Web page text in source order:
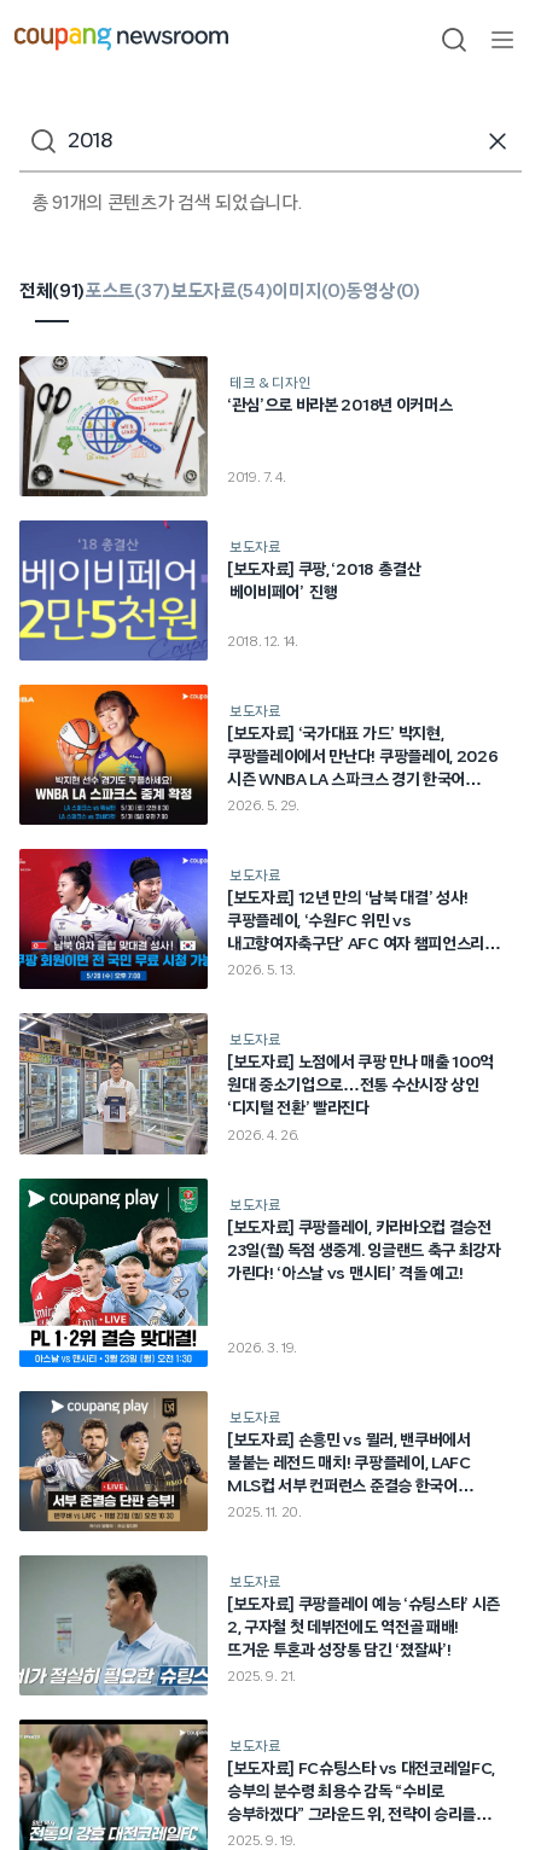
건너뛰기
검색
검색어
총 91개의 콘텐츠가 검색 되었습니다.
전체(91)포스트(37)보도자료(54)이미지(0)동영상(0)
테크 & 디자인
‘관심’으로 바라본 2018년 이커머스
2019. 7. 4.
보도자료
[보도자료] 쿠팡, ‘2018 총결산
베이비페어’ 진행
2018. 12. 14.
보도자료
[보도자료] ‘국가대표 가드’ 박지현,
쿠팡플레이에서 만난다! 쿠팡플레이, 2026
시즌 WNBA LA 스파크스 경기 한국어
생중계
2026. 5. 29.
보도자료
[보도자료] 12년 만의 ‘남북 대결’ 성사!
쿠팡플레이, ‘수원FC 위민 vs
내고향여자축구단’ AFC 여자 챔피언스리그
4강전 생중계…전 국민 무료 제공
2026. 5. 13.
보도자료
[보도자료] 노점에서 쿠팡 만나 매출 100억
원대 중소기업으로…전통 수산시장 상인
‘디지털 전환’ 빨라진다
2026. 4. 26.
보도자료
[보도자료] 쿠팡플레이, 카라바오컵 결승전
23일(월) 독점 생중계. 잉글랜드 축구 최강자
가린다! ‘아스날 vs 맨시티’ 격돌 예고!
2026. 3. 19.
보도자료
[보도자료] 손흥민 vs 뮐러, 밴쿠버에서
불붙는 레전드 매치! 쿠팡플레이, LAFC
MLS컵 서부 컨퍼런스 준결승 한국어
생중계
2025. 11. 20.
보도자료
[보도자료] 쿠팡플레이 예능 ‘슈팅스타’ 시즌
2, 구자철 첫 데뷔전에도 역전골 패배!
뜨거운 투혼과 성장통 담긴 ‘졌잘싸’!
2025. 9. 21.
보도자료
[보도자료] FC슈팅스타 vs 대전코레일FC,
승부의 분수령 최용수 감독 “수비로
승부하겠다” 그라운드 위, 전략이 승리를
결정한다 9월 19일(금) 저녁 8시 4화 공개!
2025. 9. 19.